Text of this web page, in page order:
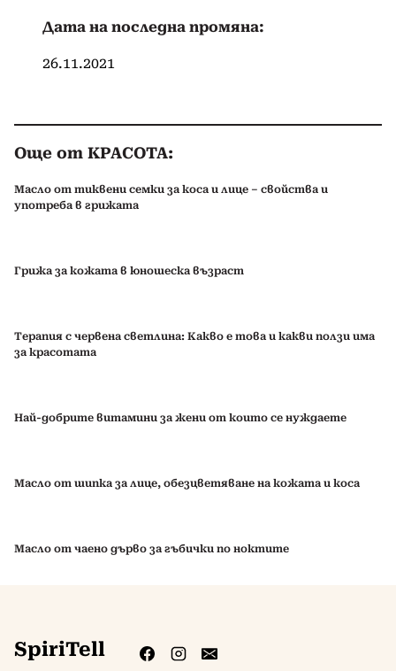
Дата на последна промяна:
26.11.2021
Още от КРАСОТА:
Масло от тиквени семки за коса и лице – свойства и
употреба в грижата
Грижа за кожата в юношеска възраст
Tерапия с червена светлина: Kакво е това и какви ползи има
за красотата
Най-добрите витамини за жени от които се нуждаете
Масло от шипка за лице, обезцветяване на кожата и коса
Масло от чаено дърво за гъбички по ноктите
SpiriTell